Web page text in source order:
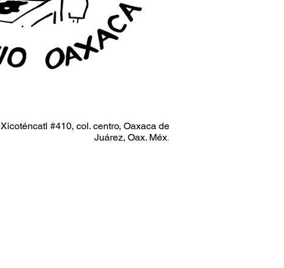
Xicoténcatl #410, col. centro, Oaxaca de
Juárez, Oax. Méx.